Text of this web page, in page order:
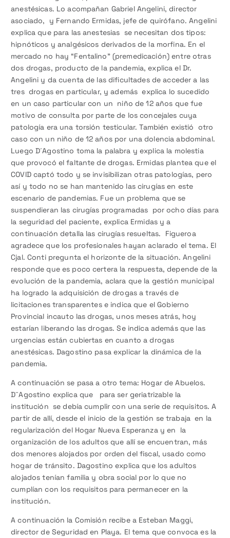
anestésicas. Lo acompañan Gabriel Angelini, director
asociado, y Fernando Ermidas, jefe de quirófano. Angelini
explica que para las anestesias se necesitan dos tipos:
hipnóticos y analgésicos derivados de la morfina. En el
mercado no hay “Fentalino” (premedicación) entre otras
dos drogas, producto de la pandemia, explica el Dr.
Angelini y da cuenta de las dificultades de acceder a las
tres drogas en particular, y además explica lo sucedido
en un caso particular con un niño de 12 años que fue
motivo de consulta por parte de los concejales cuya
patología era una torsión testicular. También existió otro
caso con un niño de 12 años por una dolencia abdominal.
Luego D´Agostino toma la palabra y explica la molestia
que provocó el faltante de drogas. Ermidas plantea que el
COVID captó todo y se invisibilizan otras patologías, pero
así y todo no se han mantenido las cirugías en este
escenario de pandemias. Fue un problema que se
suspendieran las cirugías programadas por ocho días para
la seguridad del paciente, explica Ermidas y a
continuación detalla las cirugías resueltas. Figueroa
agradece que los profesionales hayan aclarado el tema. El
Cjal. Conti pregunta el horizonte de la situación. Angelini
responde que es poco certera la respuesta, depende de la
evolución de la pandemia, aclara que la gestión municipal
ha logrado la adquisición de drogas a través de
licitaciones transparentes e indica que el Gobierno
Provincial incauto las drogas, unos meses atrás, hoy
estarían liberando las drogas. Se indica además que las
urgencias están cubiertas en cuanto a drogas
anestésicas. Dagostino pasa explicar la dinámica de la
pandemia.
A continuación se pasa a otro tema: Hogar de Abuelos.
D¨Agostino explica que para ser geriatrizable la
institución se debía cumplir con una serie de requisitos. A
partir de allí, desde el inicio de la gestión se trabaja en la
regularización del Hogar Nueva Esperanza y en la
organización de los adultos que allí se encuentran, más
dos menores alojados por orden del fiscal, usado como
hogar de tránsito. Dagostino explica que los adultos
alojados tenían familia y obra social por lo que no
cumplían con los requisitos para permanecer en la
institución.
A continuación la Comisión recibe a Esteban Maggi,
director de Seguridad en Playa. El tema que convoca es la